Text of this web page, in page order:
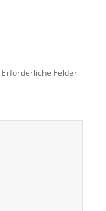
Erforderliche Felder